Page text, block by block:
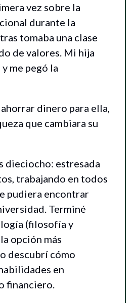
vez sobre la
durante la
tomaba una clase
de valores. Mi hija
me pegó la
dinero para ella,
que cambiara su
dieciocho: estresada
trabajando en todos
pudiera encontrar
Terminé
(filosofía y
opción más
descubrí cómo
en
financiero.